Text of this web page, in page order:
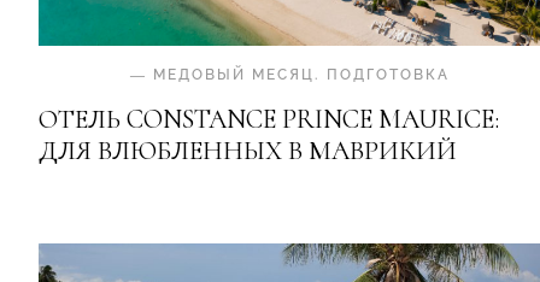
— МЕДОВЫЙ МЕСЯЦ. ПОДГОТОВКА
ОТЕЛЬ CONSTANCE PRINCE MAURICE:
ДЛЯ ВЛЮБЛЕННЫХ В МАВРИКИЙ